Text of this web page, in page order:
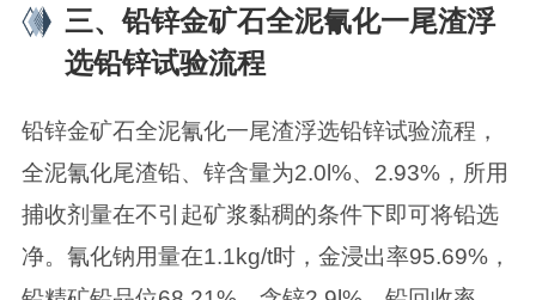
三、铅锌金矿石全泥氰化一尾渣浮
选铅锌试验流程
铅锌金矿石全泥氰化一尾渣浮选铅锌试验流程，
全泥氰化尾渣铅、锌含量为2.0l%、2.93%，所用
捕收剂量在不引起矿浆黏稠的条件下即可将铅选
净。氰化钠用量在1.1kg/t时，金浸出率95.69%，